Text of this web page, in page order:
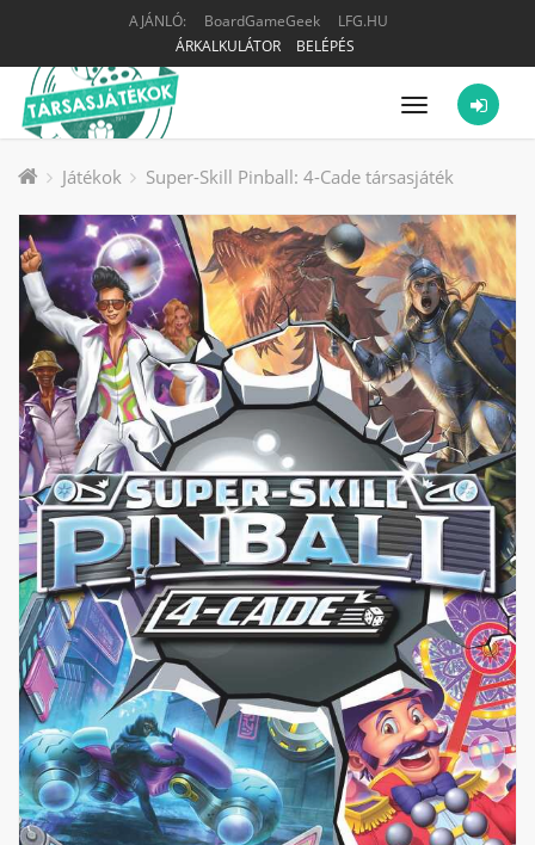
AJÁNLÓ: BoardGameGeek
LFG.HU
ÁRKALKULÁTOR
BELÉPÉS
Menü
Játékok Super-Skill Pinball: 4-Cade társasjáték